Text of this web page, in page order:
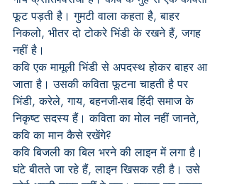
फूट पड़ती है। गुमटी वाला कहता है, बाहर
निकलो, भीतर दो टोकरे भिंडी के रखने हैं, जगह
नहीं है।
कवि एक मामूली भिंडी से अपदस्थ होकर बाहर आ
जाता है। उसकी कविता फूटना चाहती है पर
भिंडी, करेले, गाय, बहनजी-सब हिंदी समाज के
निकृष्ट सदस्य हैं। कविता का मोल नहीं जानते,
कवि का मान कैसे रखेंगे?
कवि बिजली का बिल भरने की लाइन में लगा है।
घंटे बीतते जा रहे हैं, लाइन खिसक रही है। उसे